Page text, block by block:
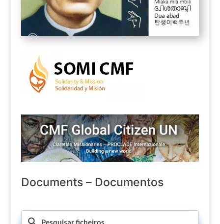
Documents – Documentos